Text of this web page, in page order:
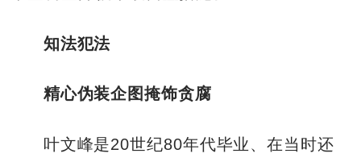
知法犯法
精心伪装企图掩饰贪腐
叶文峰是20世纪80年代毕业、在当时还